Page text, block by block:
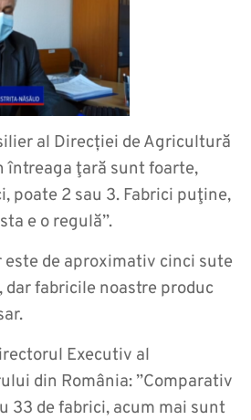
al Direcției de Agricultură
întreaga ţară sunt foarte,
poate 2 sau 3. Fabrici puţine,
e o regulă”.
este de aproximativ cinci sute
dar fabricile noastre produc
Executiv al
din România: ”Comparativ
33 de fabrici, acum mai sunt